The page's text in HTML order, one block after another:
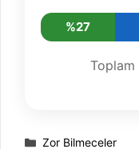
%27
Toplam
Kategoriler
Zor Bilmeceler